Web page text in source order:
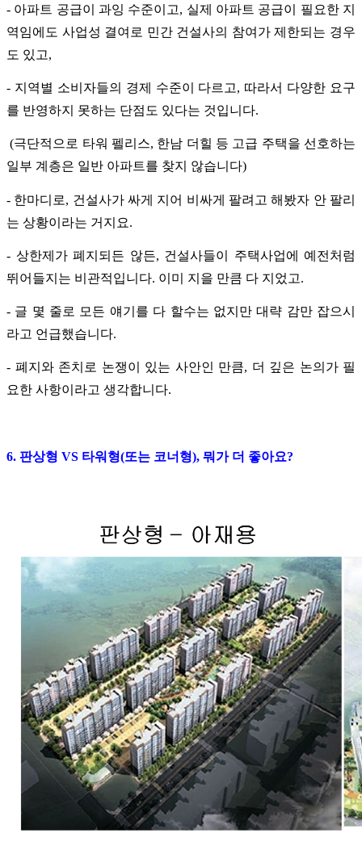
- 아파트 공급이 과잉 수준이고, 실제 아파트 공급이 필요한 지
역임에도 사업성 결여로 민간 건설사의 참여가 제한되는 경우
도 있고,
- 지역별 소비자들의 경제 수준이 다르고, 따라서 다양한 요구
를 반영하지 못하는 단점도 있다는 것입니다.
(극단적으로 타워 펠리스, 한남 더힐 등 고급 주택을 선호하는
일부 계층은 일반 아파트를 찾지 않습니다)
- 한마디로, 건설사가 싸게 지어 비싸게 팔려고 해봤자 안 팔리
는 상황이라는 거지요.
- 상한제가 폐지되든 않든, 건설사들이 주택사업에 예전처럼
뛰어들지는 비관적입니다. 이미 지을 만큼 다 지었고.
- 글 몇 줄로 모든 얘기를 다 할수는 없지만 대략 감만 잡으시
라고 언급했습니다.
- 폐지와 존치로 논쟁이 있는 사안인 만큼, 더 깊은 논의가 필
요한 사항이라고 생각합니다.
6. 판상형 VS 타워형(또는 코너형), 뭐가 더 좋아요?